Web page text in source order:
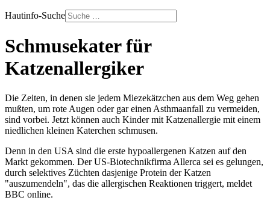
Hautinfo-Suche
Schmusekater für
Katzenallergiker
Die Zeiten, in denen sie jedem Miezekätzchen aus dem Weg gehen
mußten, um rote Augen oder gar einen Asthmaanfall zu vermeiden,
sind vorbei. Jetzt können auch Kinder mit Katzenallergie mit einem
niedlichen kleinen Katerchen schmusen.
Denn in den USA sind die erste hypoallergenen Katzen auf den
Markt gekommen. Der US-Biotechnikfirma Allerca sei es gelungen,
durch selektives Züchten dasjenige Protein der Katzen
"auszumendeln", das die allergischen Reaktionen triggert, meldet
BBC online.